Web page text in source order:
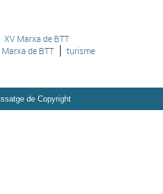
XV Marxa de BTT
Marxa de BTT turisme
de Copyright